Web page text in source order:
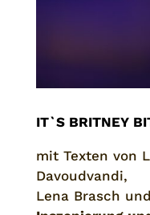
IT`S BRITNEY
mit Texten von
Davoudvandi,
Lena Brasch